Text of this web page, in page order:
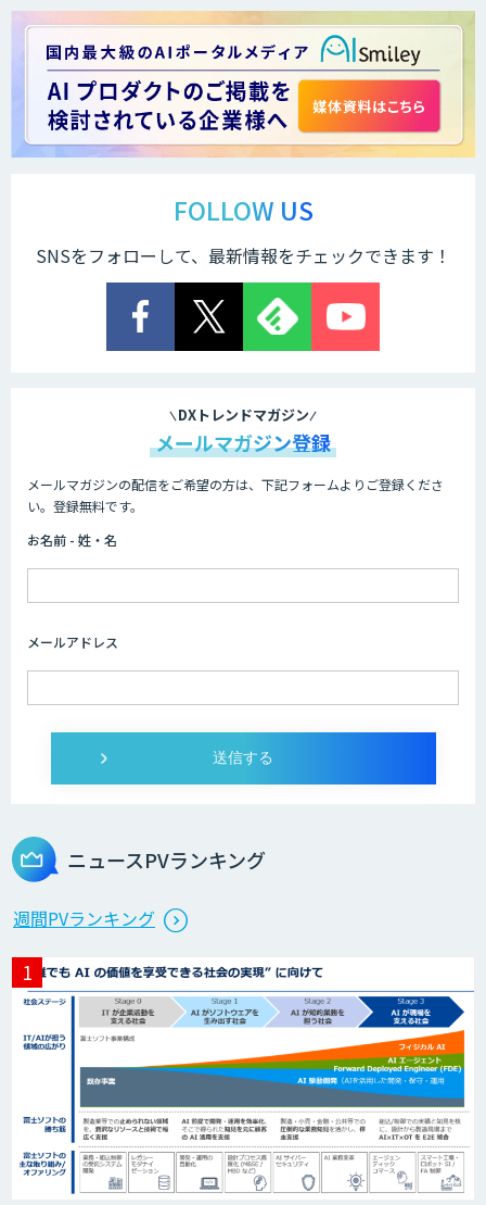
＜Dify活用＞AIエージェントDRIVE
ジェント開発
Explaza 生成AI Partner｜AIエージェン
「業務AIプロ」
Dify開発支援
SELFBOT AIエージェント
製造業特化型オーダーメイドAI開発（知
財/FMEA/電気回路/CAD/外観検査）
異常検知AI
需要予測＋業務最適化AIシステム
『KISS』
FOLLOW US
SNSをフォローして、最新情報をチェックできます！
DXトレンドマガジン
メールマガジン登録
メールマガジンの配信をご希望の方は、下記フォームよりご登録くださ
い。登録無料です。
お名前 - 姓・名
メールアドレス
ニュースPVランキング
週間PVランキング